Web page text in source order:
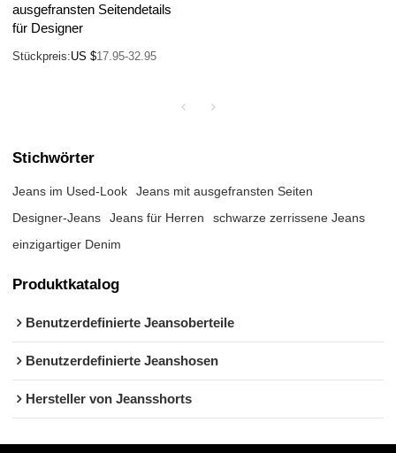
ausgefransten Seitendetails
für Designer
Stückpreis:US $17.95-32.95
Stichwörter
Jeans im Used-Look
Jeans mit ausgefransten Seiten
Designer-Jeans
Jeans für Herren
schwarze zerrissene Jeans
einzigartiger Denim
Produktkatalog
Benutzerdefinierte Jeansoberteile
Benutzerdefinierte Jeanshosen
Hersteller von Jeansshorts